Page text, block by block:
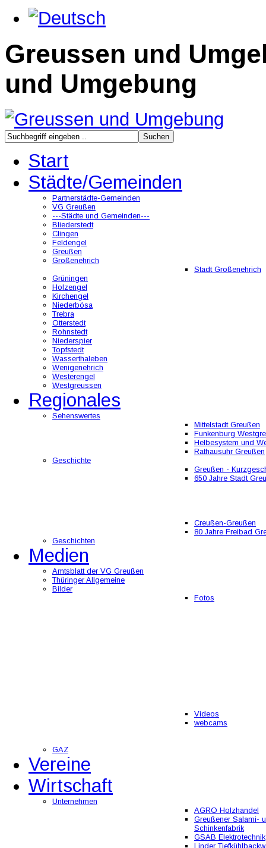
Greussen und
und Umgebung
Start
Städte/Gemeinden
Partnerstädte-Gemeinden
VG Greußen
---Städte und Gemeinden---
Bliederstedt
Clingen
Feldengel
Greußen
Großenehrich
Stadt Großenehrich
Grüningen
Holzengel
Kirchengel
Niederbösa
Trebra
Otterstedt
Rohnstedt
Niederspier
Topfstedt
Wasserthaleben
Wenigenehrich
Westerengel
Westgreussen
Regionales
Sehenswertes
Mittelstadt Greußen
Funkenburg
Helbesystem und
Rathausuhr Greußen
Geschichte
Greußen -
650 Jahre Stadt
Creußen-Greußen
80 Jahre Freibad
Geschichten
Medien
Amtsblatt der VG Greußen
Thüringer Allgemeine
Bilder
Fotos
Videos
webcams
GAZ
Vereine
Wirtschaft
Unternehmen
AGRO Holzhandel
Greußener Salami-
Schinkenfabrik
GSAB Elektrotechnik
Linder